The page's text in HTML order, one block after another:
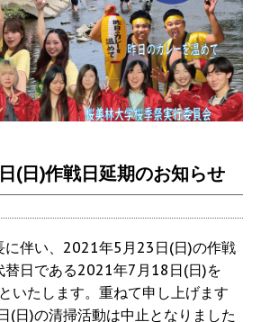
(日)作戦日延期のお知らせ
に伴い、2021年5月23日(日)の作戦
替日である2021年7月18日(日)を
いたします。重ねて申し上げます
(日)の清掃活動は中止となりました